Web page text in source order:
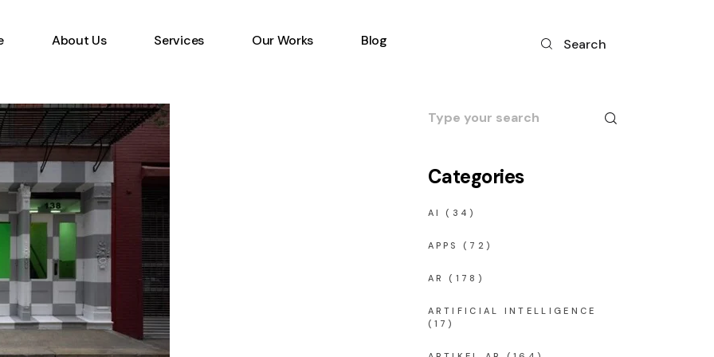
About Us Services
Information Technology
Specialist
Technology
Our Works Blog Search
Search
for:
Categories
AI (34)
APPS (72)
AR (178)
ARTIFICIAL INTELLIGENCE
(17)